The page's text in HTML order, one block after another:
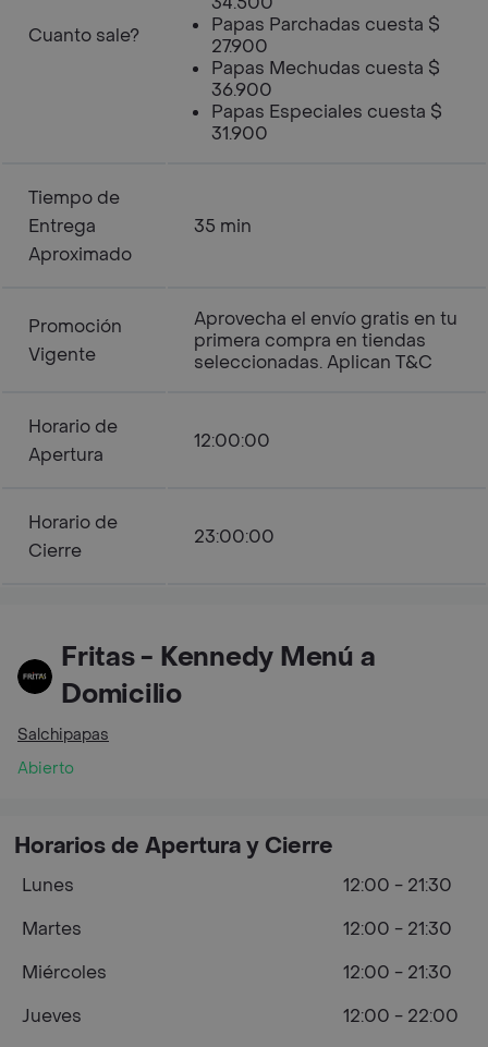
Cuanto sale?
Papas Parchadas cuesta $
27.900
Papas Mechudas cuesta $
36.900
Papas Especiales cuesta $
31.900
Tiempo de
Entrega
Aproximado
35 min
Promoción
Vigente
Aprovecha el envío gratis en tu
primera compra en tiendas
seleccionadas. Aplican T&C
Horario de
Apertura
12:00:00
Horario de
Cierre
23:00:00
Fritas - Kennedy Menú a
Domicilio
Salchipapas
Abierto
Horarios de Apertura y Cierre
Lunes
12:00 - 21:30
Martes
12:00 - 21:30
Miércoles
12:00 - 21:30
Jueves
12:00 - 22:00